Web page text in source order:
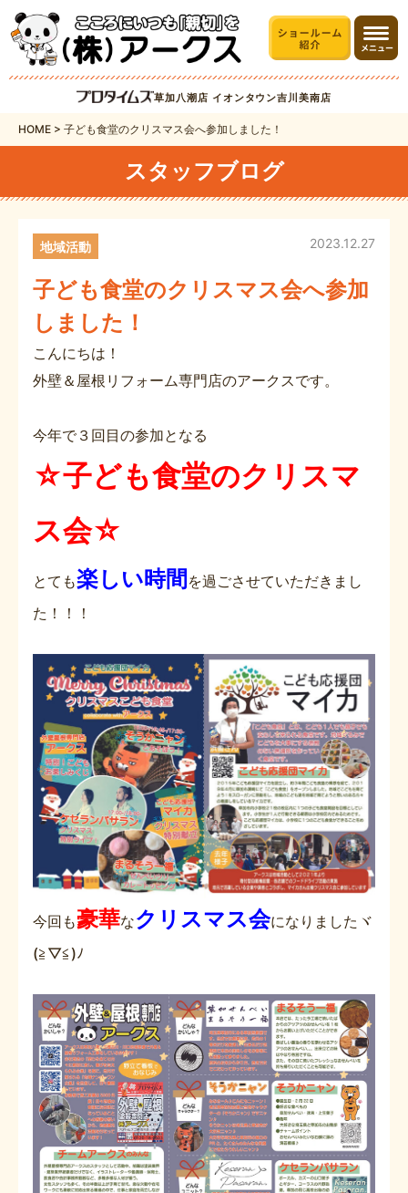
草加八潮店 イオンタウン吉川美南店
HOME > 子ども食堂のクリスマス会へ参加しました！
スタッフブログ
子ども食堂のクリスマス会へ参加
しました！
2023.12.27
地域活動
こんにちは！
外壁＆屋根リフォーム専門店のアークスです。
今年で３回目の参加となる
☆子ども食堂のクリスマ
ス会☆
とても楽しい時間 を過ごさせていただきまし
た！！！
今回も豪華なクリスマス会になりましたヾ
(≧▽≦)ﾉ